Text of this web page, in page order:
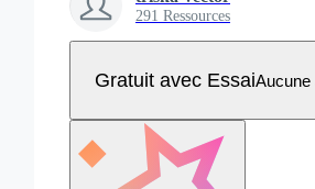
291 Ressources
Gratuit avec EssaiAucune